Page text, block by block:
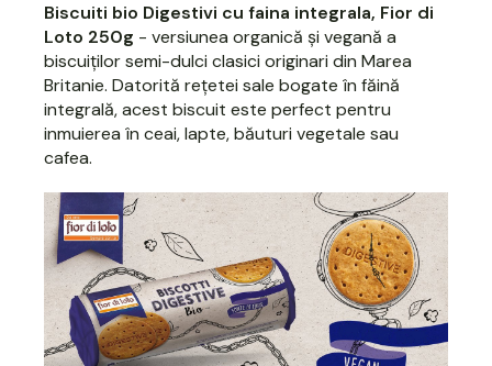
Biscuiti bio Digestivi cu faina integrala, Fior di
Loto 250g - versiunea organică și vegană a
biscuiților semi-dulci clasici originari din Marea
Britanie. Datorită rețetei sale bogate în făină
integrală, acest biscuit este perfect pentru
inmuierea în ceai, lapte, băuturi vegetale sau
cafea.